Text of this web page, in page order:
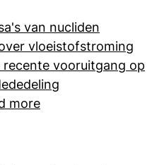
van nucliden
vloeistofstroming
vooruitgang op
more